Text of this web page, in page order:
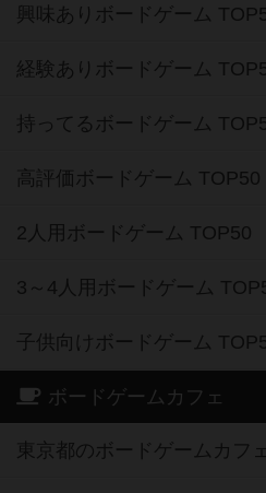
興味ありボードゲーム
経験ありボードゲーム
持ってるボードゲーム
高評価ボードゲーム TOP50
2人用ボードゲーム TOP50
3～4人用ボードゲーム
子供向けボードゲーム
ボードゲームカフェ
東京都のボードゲームカフ